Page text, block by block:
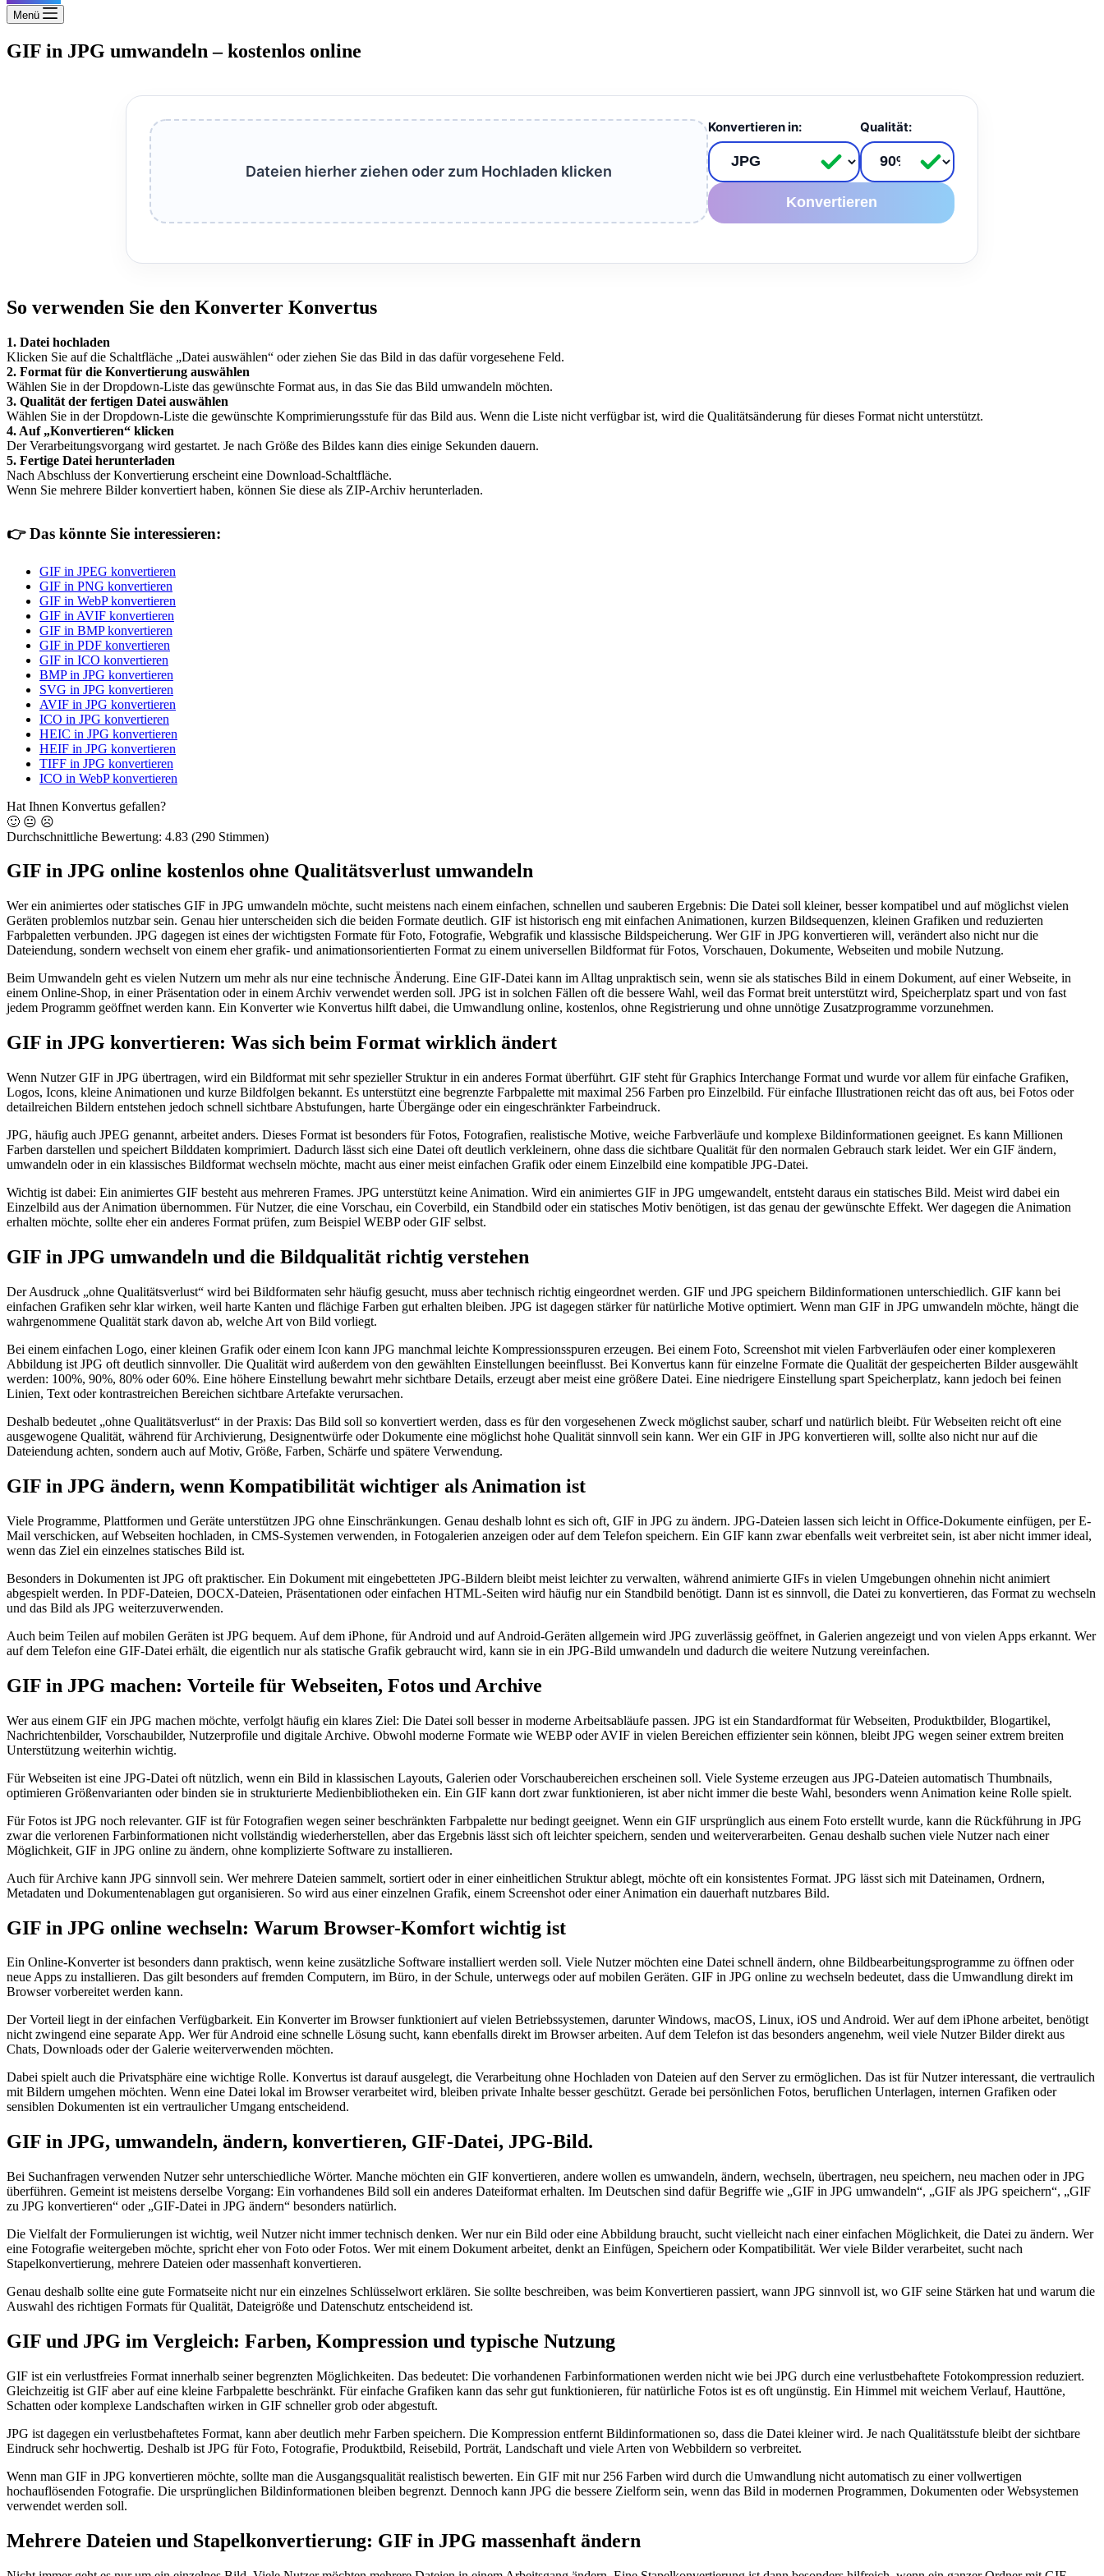
Menü
GIF in JPG umwandeln – kostenlos online
Dateien hierher ziehen oder zum Hochladen klicken
Konvertieren in: Qualität:
Konvertieren
So verwenden Sie den Konverter Konvertus
1. Datei hochladen
Klicken Sie auf die Schaltfläche „Datei auswählen“ oder ziehen Sie das Bild in das dafür vorgesehene Feld.
2. Format für die Konvertierung auswählen
Wählen Sie in der Dropdown-Liste das gewünschte Format aus, in das Sie das Bild umwandeln möchten.
3. Qualität der fertigen Datei auswählen
Wählen Sie in der Dropdown-Liste die gewünschte Komprimierungsstufe für das Bild aus. Wenn die Liste nicht verfügbar ist, wird die Qualitätsänderung für dieses Format nicht unterstützt.
4. Auf „Konvertieren“ klicken
Der Verarbeitungsvorgang wird gestartet. Je nach Größe des Bildes kann dies einige Sekunden dauern.
5. Fertige Datei herunterladen
Nach Abschluss der Konvertierung erscheint eine Download-Schaltfläche.
Wenn Sie mehrere Bilder konvertiert haben, können Sie diese als ZIP-Archiv herunterladen.
👉Das könnte Sie interessieren:
GIF in JPEG konvertieren
GIF in PNG konvertieren
GIF in WebP konvertieren
GIF in AVIF konvertieren
GIF in BMP konvertieren
GIF in PDF konvertieren
GIF in ICO konvertieren
BMP in JPG konvertieren
SVG in JPG konvertieren
AVIF in JPG konvertieren
ICO in JPG konvertieren
HEIC in JPG konvertieren
HEIF in JPG konvertieren
TIFF in JPG konvertieren
ICO in WebP konvertieren
Hat Ihnen Konvertus gefallen?
🙂 😐 ☹️
Durchschnittliche Bewertung: 4.83 (290 Stimmen)
GIF in JPG online kostenlos ohne Qualitätsverlust umwandeln
Wer ein animiertes oder statisches GIF in JPG umwandeln möchte, sucht meistens nach einem einfachen, schnellen und sauberen Ergebnis: Die Datei soll kleiner, besser kompatibel und auf möglichst vielen
Geräten problemlos nutzbar sein. Genau hier unterscheiden sich die beiden Formate deutlich. GIF ist historisch eng mit einfachen Animationen, kurzen Bildsequenzen, kleinen Grafiken und reduzierten
Farbpaletten verbunden. JPG dagegen ist eines der wichtigsten Formate für Foto, Fotografie, Webgrafik und klassische Bildspeicherung. Wer GIF in JPG konvertieren will, verändert also nicht nur die
Dateiendung, sondern wechselt von einem eher grafik- und animationsorientierten Format zu einem universellen Bildformat für Fotos, Vorschauen, Dokumente, Webseiten und mobile Nutzung.
Beim Umwandeln geht es vielen Nutzern um mehr als nur eine technische Änderung. Eine GIF-Datei kann im Alltag unpraktisch sein, wenn sie als statisches Bild in einem Dokument, auf einer Webseite, in
einem Online-Shop, in einer Präsentation oder in einem Archiv verwendet werden soll. JPG ist in solchen Fällen oft die bessere Wahl, weil das Format breit unterstützt wird, Speicherplatz spart und von fast
jedem Programm geöffnet werden kann. Ein Konverter wie Konvertus hilft dabei, die Umwandlung online, kostenlos, ohne Registrierung und ohne unnötige Zusatzprogramme vorzunehmen.
GIF in JPG konvertieren: Was sich beim Format wirklich ändert
Wenn Nutzer GIF in JPG übertragen, wird ein Bildformat mit sehr spezieller Struktur in ein anderes Format überführt. GIF steht für Graphics Interchange Format und wurde vor allem für einfache Grafiken,
Logos, Icons, kleine Animationen und kurze Bildfolgen bekannt. Es unterstützt eine begrenzte Farbpalette mit maximal 256 Farben pro Einzelbild. Für einfache Illustrationen reicht das oft aus, bei Fotos oder
detailreichen Bildern entstehen jedoch schnell sichtbare Abstufungen, harte Übergänge oder ein eingeschränkter Farbeindruck.
JPG, häufig auch JPEG genannt, arbeitet anders. Dieses Format ist besonders für Fotos, Fotografien, realistische Motive, weiche Farbverläufe und komplexe Bildinformationen geeignet. Es kann Millionen
Farben darstellen und speichert Bilddaten komprimiert. Dadurch lässt sich eine Datei oft deutlich verkleinern, ohne dass die sichtbare Qualität für den normalen Gebrauch stark leidet. Wer ein GIF ändern,
umwandeln oder in ein klassisches Bildformat wechseln möchte, macht aus einer meist einfachen Grafik oder einem Einzelbild eine kompatible JPG-Datei.
Wichtig ist dabei: Ein animiertes GIF besteht aus mehreren Frames. JPG unterstützt keine Animation. Wird ein animiertes GIF in JPG umgewandelt, entsteht daraus ein statisches Bild. Meist wird dabei ein
Einzelbild aus der Animation übernommen. Für Nutzer, die eine Vorschau, ein Coverbild, ein Standbild oder ein statisches Motiv benötigen, ist das genau der gewünschte Effekt. Wer dagegen die Animation
erhalten möchte, sollte eher ein anderes Format prüfen, zum Beispiel WEBP oder GIF selbst.
GIF in JPG umwandeln und die Bildqualität richtig verstehen
Der Ausdruck „ohne Qualitätsverlust“ wird bei Bildformaten sehr häufig gesucht, muss aber technisch richtig eingeordnet werden. GIF und JPG speichern Bildinformationen unterschiedlich. GIF kann bei
einfachen Grafiken sehr klar wirken, weil harte Kanten und flächige Farben gut erhalten bleiben. JPG ist dagegen stärker für natürliche Motive optimiert. Wenn man GIF in JPG umwandeln möchte, hängt die
wahrgenommene Qualität stark davon ab, welche Art von Bild vorliegt.
Bei einem einfachen Logo, einer kleinen Grafik oder einem Icon kann JPG manchmal leichte Kompressionsspuren erzeugen. Bei einem Foto, Screenshot mit vielen Farbverläufen oder einer komplexeren
Abbildung ist JPG oft deutlich sinnvoller. Die Qualität wird außerdem von den gewählten Einstellungen beeinflusst. Bei Konvertus kann für einzelne Formate die Qualität der gespeicherten Bilder ausgewählt
werden: 100%, 90%, 80% oder 60%. Eine höhere Einstellung bewahrt mehr sichtbare Details, erzeugt aber meist eine größere Datei. Eine niedrigere Einstellung spart Speicherplatz, kann jedoch bei feinen
Linien, Text oder kontrastreichen Bereichen sichtbare Artefakte verursachen.
Deshalb bedeutet „ohne Qualitätsverlust“ in der Praxis: Das Bild soll so konvertiert werden, dass es für den vorgesehenen Zweck möglichst sauber, scharf und natürlich bleibt. Für Webseiten reicht oft eine
ausgewogene Qualität, während für Archivierung, Designentwürfe oder Dokumente eine möglichst hohe Qualität sinnvoll sein kann. Wer ein GIF in JPG konvertieren will, sollte also nicht nur auf die
Dateiendung achten, sondern auch auf Motiv, Größe, Farben, Schärfe und spätere Verwendung.
GIF in JPG ändern, wenn Kompatibilität wichtiger als Animation ist
Viele Programme, Plattformen und Geräte unterstützen JPG ohne Einschränkungen. Genau deshalb lohnt es sich oft, GIF in JPG zu ändern. JPG-Dateien lassen sich leicht in Office-Dokumente einfügen, per E-
Mail verschicken, auf Webseiten hochladen, in CMS-Systemen verwenden, in Fotogalerien anzeigen oder auf dem Telefon speichern. Ein GIF kann zwar ebenfalls weit verbreitet sein, ist aber nicht immer ideal,
wenn das Ziel ein einzelnes statisches Bild ist.
Besonders in Dokumenten ist JPG oft praktischer. Ein Dokument mit eingebetteten JPG-Bildern bleibt meist leichter zu verwalten, während animierte GIFs in vielen Umgebungen ohnehin nicht animiert
abgespielt werden. In PDF-Dateien, DOCX-Dateien, Präsentationen oder einfachen HTML-Seiten wird häufig nur ein Standbild benötigt. Dann ist es sinnvoll, die Datei zu konvertieren, das Format zu wechseln
und das Bild als JPG weiterzuverwenden.
Auch beim Teilen auf mobilen Geräten ist JPG bequem. Auf dem iPhone, für Android und auf Android-Geräten allgemein wird JPG zuverlässig geöffnet, in Galerien angezeigt und von vielen Apps erkannt. Wer
auf dem Telefon eine GIF-Datei erhält, die eigentlich nur als statische Grafik gebraucht wird, kann sie in ein JPG-Bild umwandeln und dadurch die weitere Nutzung vereinfachen.
GIF in JPG machen: Vorteile für Webseiten, Fotos und Archive
Wer aus einem GIF ein JPG machen möchte, verfolgt häufig ein klares Ziel: Die Datei soll besser in moderne Arbeitsabläufe passen. JPG ist ein Standardformat für Webseiten, Produktbilder, Blogartikel,
Nachrichtenbilder, Vorschaubilder, Nutzerprofile und digitale Archive. Obwohl moderne Formate wie WEBP oder AVIF in vielen Bereichen effizienter sein können, bleibt JPG wegen seiner extrem breiten
Unterstützung weiterhin wichtig.
Für Webseiten ist eine JPG-Datei oft nützlich, wenn ein Bild in klassischen Layouts, Galerien oder Vorschaubereichen erscheinen soll. Viele Systeme erzeugen aus JPG-Dateien automatisch Thumbnails,
optimieren Größenvarianten oder binden sie in strukturierte Medienbibliotheken ein. Ein GIF kann dort zwar funktionieren, ist aber nicht immer die beste Wahl, besonders wenn Animation keine Rolle spielt.
Für Fotos ist JPG noch relevanter. GIF ist für Fotografien wegen seiner beschränkten Farbpalette nur bedingt geeignet. Wenn ein GIF ursprünglich aus einem Foto erstellt wurde, kann die Rückführung in JPG
zwar die verlorenen Farbinformationen nicht vollständig wiederherstellen, aber das Ergebnis lässt sich oft leichter speichern, senden und weiterverarbeiten. Genau deshalb suchen viele Nutzer nach einer
Möglichkeit, GIF in JPG online zu ändern, ohne komplizierte Software zu installieren.
Auch für Archive kann JPG sinnvoll sein. Wer mehrere Dateien sammelt, sortiert oder in einer einheitlichen Struktur ablegt, möchte oft ein konsistentes Format. JPG lässt sich mit Dateinamen, Ordnern,
Metadaten und Dokumentenablagen gut organisieren. So wird aus einer einzelnen Grafik, einem Screenshot oder einer Animation ein dauerhaft nutzbares Bild.
GIF in JPG online wechseln: Warum Browser-Komfort wichtig ist
Ein Online-Konverter ist besonders dann praktisch, wenn keine zusätzliche Software installiert werden soll. Viele Nutzer möchten eine Datei schnell ändern, ohne Bildbearbeitungsprogramme zu öffnen oder
neue Apps zu installieren. Das gilt besonders auf fremden Computern, im Büro, in der Schule, unterwegs oder auf mobilen Geräten. GIF in JPG online zu wechseln bedeutet, dass die Umwandlung direkt im
Browser vorbereitet werden kann.
Der Vorteil liegt in der einfachen Verfügbarkeit. Ein Konverter im Browser funktioniert auf vielen Betriebssystemen, darunter Windows, macOS, Linux, iOS und Android. Wer auf dem iPhone arbeitet, benötigt
nicht zwingend eine separate App. Wer für Android eine schnelle Lösung sucht, kann ebenfalls direkt im Browser arbeiten. Auf dem Telefon ist das besonders angenehm, weil viele Nutzer Bilder direkt aus
Chats, Downloads oder der Galerie weiterverwenden möchten.
Dabei spielt auch die Privatsphäre eine wichtige Rolle. Konvertus ist darauf ausgelegt, die Verarbeitung ohne Hochladen von Dateien auf den Server zu ermöglichen. Das ist für Nutzer interessant, die vertraulich
mit Bildern umgehen möchten. Wenn eine Datei lokal im Browser verarbeitet wird, bleiben private Inhalte besser geschützt. Gerade bei persönlichen Fotos, beruflichen Unterlagen, internen Grafiken oder
sensiblen Dokumenten ist ein vertraulicher Umgang entscheidend.
GIF in JPG, umwandeln, ändern, konvertieren, GIF-Datei, JPG-Bild.
Bei Suchanfragen verwenden Nutzer sehr unterschiedliche Wörter. Manche möchten ein GIF konvertieren, andere wollen es umwandeln, ändern, wechseln, übertragen, neu speichern, neu machen oder in JPG
überführen. Gemeint ist meistens derselbe Vorgang: Ein vorhandenes Bild soll ein anderes Dateiformat erhalten. Im Deutschen sind dafür Begriffe wie „GIF in JPG umwandeln“, „GIF als JPG speichern“, „GIF
zu JPG konvertieren“ oder „GIF-Datei in JPG ändern“ besonders natürlich.
Die Vielfalt der Formulierungen ist wichtig, weil Nutzer nicht immer technisch denken. Wer nur ein Bild oder eine Abbildung braucht, sucht vielleicht nach einer einfachen Möglichkeit, die Datei zu ändern. Wer
eine Fotografie weitergeben möchte, spricht eher von Foto oder Fotos. Wer mit einem Dokument arbeitet, denkt an Einfügen, Speichern oder Kompatibilität. Wer viele Bilder verarbeitet, sucht nach
Stapelkonvertierung, mehrere Dateien oder massenhaft konvertieren.
Genau deshalb sollte eine gute Formatseite nicht nur ein einzelnes Schlüsselwort erklären. Sie sollte beschreiben, was beim Konvertieren passiert, wann JPG sinnvoll ist, wo GIF seine Stärken hat und warum die
Auswahl des richtigen Formats für Qualität, Dateigröße und Datenschutz entscheidend ist.
GIF und JPG im Vergleich: Farben, Kompression und typische Nutzung
GIF ist ein verlustfreies Format innerhalb seiner begrenzten Möglichkeiten. Das bedeutet: Die vorhandenen Farbinformationen werden nicht wie bei JPG durch eine verlustbehaftete Fotokompression reduziert.
Gleichzeitig ist GIF aber auf eine kleine Farbpalette beschränkt. Für einfache Grafiken kann das sehr gut funktionieren, für natürliche Fotos ist es oft ungünstig. Ein Himmel mit weichem Verlauf, Hauttöne,
Schatten oder komplexe Landschaften wirken in GIF schneller grob oder abgestuft.
JPG ist dagegen ein verlustbehaftetes Format, kann aber deutlich mehr Farben speichern. Die Kompression entfernt Bildinformationen so, dass die Datei kleiner wird. Je nach Qualitätsstufe bleibt der sichtbare
Eindruck sehr hochwertig. Deshalb ist JPG für Foto, Fotografie, Produktbild, Reisebild, Porträt, Landschaft und viele Arten von Webbildern so verbreitet.
Wenn man GIF in JPG konvertieren möchte, sollte man die Ausgangsqualität realistisch bewerten. Ein GIF mit nur 256 Farben wird durch die Umwandlung nicht automatisch zu einer vollwertigen
hochauflösenden Fotografie. Die ursprünglichen Bildinformationen bleiben begrenzt. Dennoch kann JPG die bessere Zielform sein, wenn das Bild in modernen Programmen, Dokumenten oder Websystemen
verwendet werden soll.
Mehrere Dateien und Stapelkonvertierung: GIF in JPG massenhaft ändern